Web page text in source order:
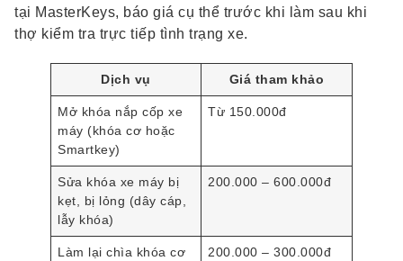
tại MasterKeys, báo giá cụ thể trước khi làm sau khi
thợ kiểm tra trực tiếp tình trạng xe.
Dịch vụ Giá tham khảo
Mở khóa nắp cốp xe
máy (khóa cơ hoặc
Smartkey)
Từ 150.000đ
Sửa khóa xe máy bị
kẹt, bị lỏng (dây cáp,
lẫy khóa)
200.000 – 600.000đ
Làm lại chìa khóa cơ
200.000 – 300.000đ